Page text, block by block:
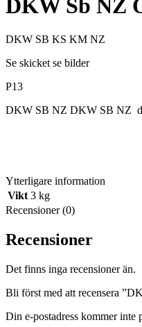
DKW Sb NZ
DKW SB KS KM NZ
Se skicket se bilder
P13
DKW SB NZ DKW SB NZ
Ytterligare information
Vikt 3 kg
Recensioner (0)
Recensioner
Det finns inga recensioner än.
Bli först med att recensera
Din e-postadress kommer inte